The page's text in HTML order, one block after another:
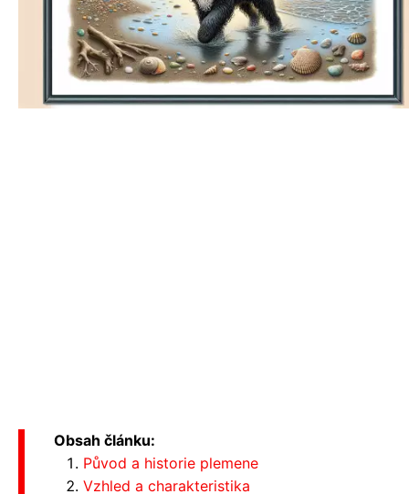
Obsah článku:
Původ a historie plemene
Vzhled a charakteristika